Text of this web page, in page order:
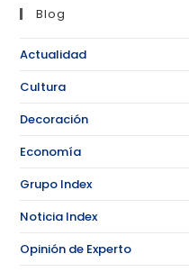
Blog
Actualidad
Cultura
Decoración
Economía
Grupo Index
Noticia Index
Opinión de Experto